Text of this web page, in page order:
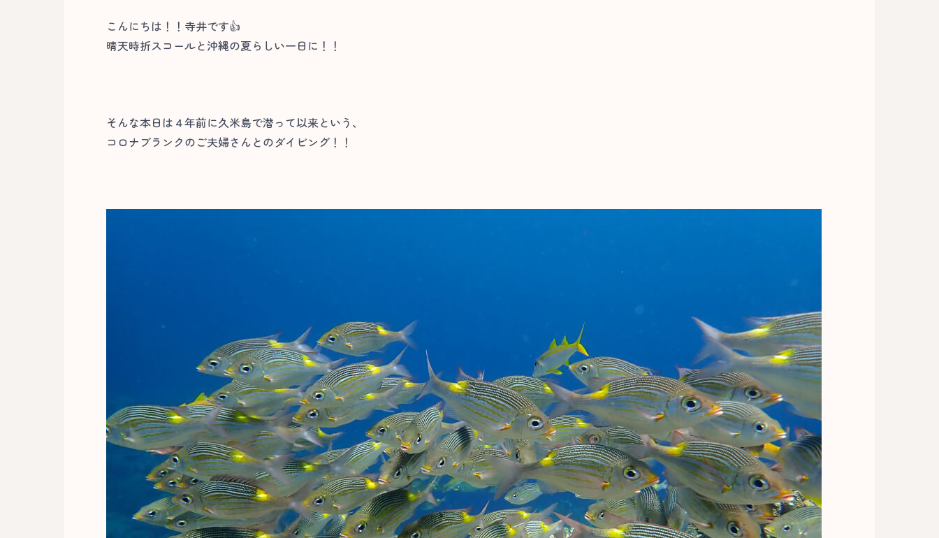
こんにちは！！寺井です👍
晴天時折スコールと沖縄の夏らしい一日に！！
そんな本日は４年前に久米島で潜って以来という、
コロナブランクのご夫婦さんとのダイビング！！